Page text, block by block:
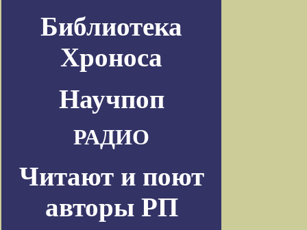
Библиотека
Хроноса
Научпоп
РАДИО
Читают и поют
авторы РП